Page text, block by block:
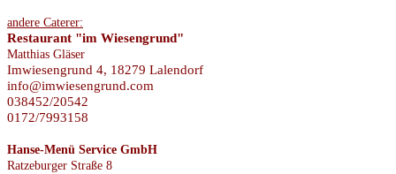
andere Caterer:
Restaurant "im Wiesengrund"
Matthias Gläser
Imwiesengrund 4, 18279 Lalendorf
info@imwiesengrund.com
038452/20542
0172/7993158
Hanse-Menü Service GmbH
Ratzeburger Straße 8